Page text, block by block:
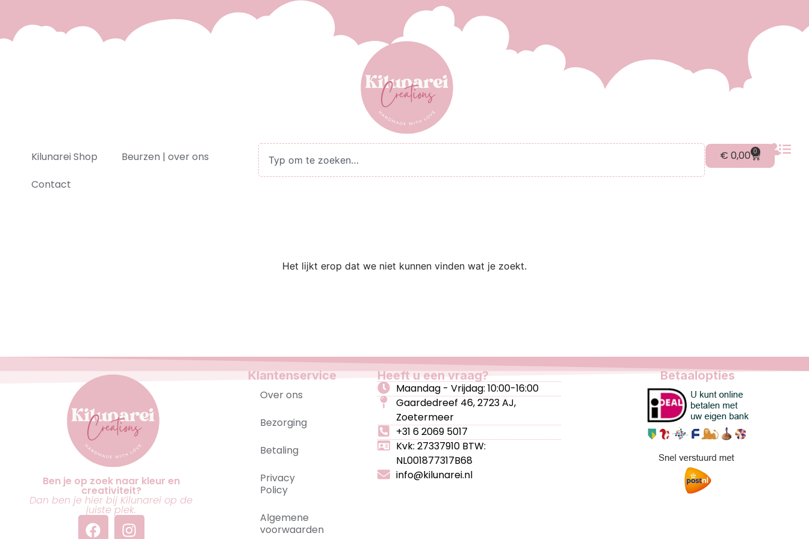
Kilunarei Shop
Beurzen | over ons
Contact
€ 0,00 0
Het lijkt erop dat we niet kunnen vinden wat je zoekt.
Ben je op zoek naar kleur en
creativiteit?
Dan ben je hier bij Kilunarei op de
juiste plek.
Klantenservice
Over ons
Bezorging
Betaling
Privacy
Policy
Algemene
voorwaarden
Heeft u een vraag?
Maandag - Vrijdag: 10:00-16:00
Gaardedreef 46, 2723 AJ,
Zoetermeer
+31 6 2069 5017
Kvk: 27337910 BTW:
NL001877317B68
info@kilunarei.nl
Betaalopties